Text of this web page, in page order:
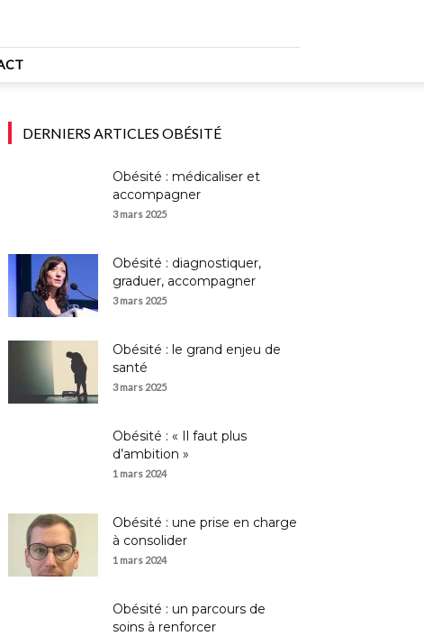
DERNIERS ARTICLES OBÉSITÉ
Obésité : médicaliser et
accompagner
3 mars 2025
Obésité : diagnostiquer,
graduer, accompagner
3 mars 2025
Obésité : le grand enjeu de
santé
3 mars 2025
Obésité : « Il faut plus
d’ambition »
1 mars 2024
Obésité : une prise en charge
à consolider
1 mars 2024
Obésité : un parcours de
soins à renforcer